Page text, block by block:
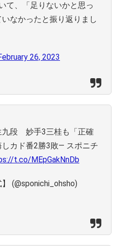
て、「足りないかと思っ
なかったと振り返りまし
26, 2023
九段 妙手3三桂も「正確
カド番2勝3敗― スポニチ
t.co/MEpGakNnDb
(@sponichi_ohsho)